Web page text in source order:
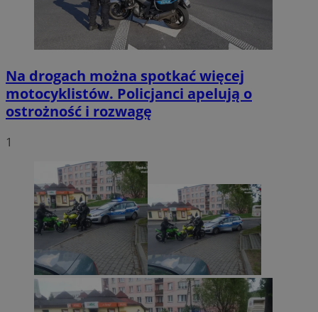
Na drogach można spotkać więcej
motocyklistów. Policjanci apelują o
ostrożność i rozwagę
1